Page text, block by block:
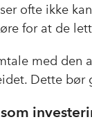
ofte ikke
for at de
med den
Dette bør